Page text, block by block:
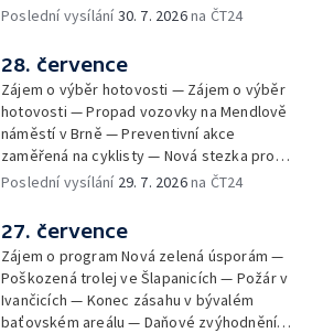
Chybějící toalety u dětských hřišť —
bývalého nákupního domu Letná — Končí 52.
ročník Letní filmové školy — 3. ročník
komunitní akce Stůl ve středu — Cesta na
podporu paliativní péče
Poslední vysílání30. 7. 2026na ČT24
28. července
Zájem o výběr hotovosti — Zájem o výběr
hotovosti — Propad vozovky na Mendlově
náměstí v Brně — Preventivní akce
zaměřená na cyklisty — Nová stezka pro
cyklisty na Zlínsku — Letecká linka mezi
pozorovat zatmění Slunce — Den AČFK na
Letní filmové škole — Milan Uhde slaví 90 let
— Rekonstrukce vojenského srubu
Poslední vysílání 29. 7. 2026na ČT24
27. července
Zájem o program Nová zelená úsporám —
Poškozená trolej ve Šlapanicích — Požár v
Ivančicích — Konec zásahu v bývalém
baťovském areálu — Daňové zvýhodnění